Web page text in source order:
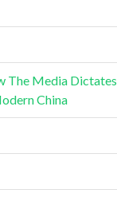
The Media Dictates
China